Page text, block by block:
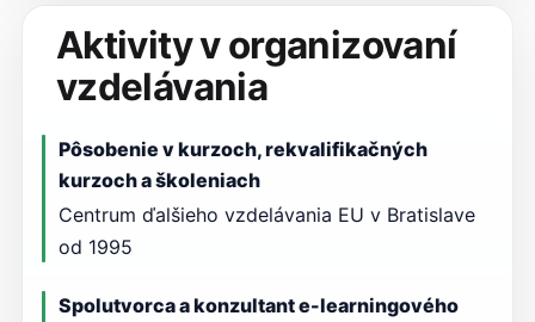
Aktivity v organizovaní
vzdelávania
Pôsobenie v kurzoch, rekvalifikačných
kurzoch a školeniach
Centrum ďalšieho vzdelávania EU v Bratislave
od 1995
Spolutvorca a konzultant e-learningového